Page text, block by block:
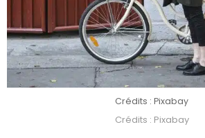
Crédits : Pixabay
Crédits : Pixabay